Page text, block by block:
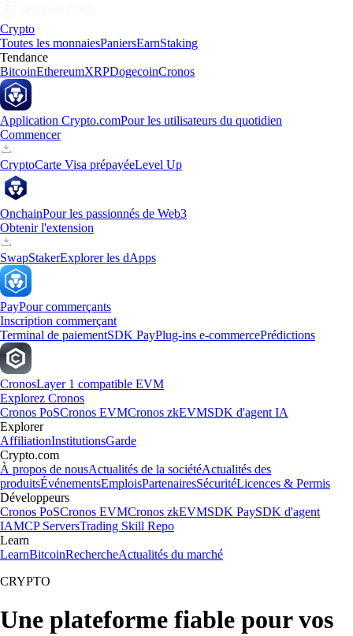
Crypto
Toutes les monnaiesPaniersEarnStaking
Tendance
BitcoinEthereumXRPDogecoinCronos
Application Crypto.comPour les utilisateurs du quotidien
Commencer
CryptoCarte Visa prépayéeLevel Up
OnchainPour les passionnés de Web3
Obtenir l'extension
SwapStakerExplorer les dApps
PayPour commerçants
Inscription commerçant
Terminal de paiementSDK PayPlug-ins e-commercePrédictions
CronosLayer 1 compatible EVM
Explorez Cronos
Cronos PoSCronos EVMCronos zkEVMSDK d'agent IA
Explorer
AffiliationInstitutionsGarde
Crypto.com
À propos de nousActualités de la sociétéActualités des
produitsÉvénementsEmploisPartenairesSécuritéLicences & Permis
Développeurs
Cronos PoSCronos EVMCronos zkEVMSDK PaySDK d'agent
IAMCP ServersTrading Skill Repo
Learn
LearnBitcoinRechercheActualités du marché
CRYPTO
Une plateforme fiable pour vos